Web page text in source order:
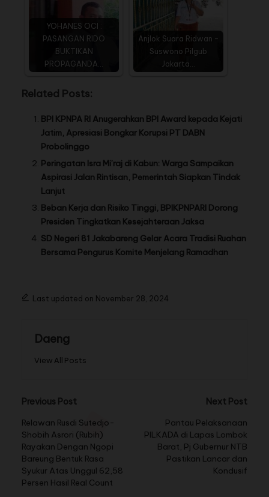
YOHANES OCI :
PASANGAN RIDO
BUKTIKAN
PROPAGANDA…
Anjlok Suara Ridwan -
Suswono Pilgub
Jakarta…
Related Posts:
BPI KPNPA RI Anugerahkan BPI Award kepada Kejati
Jatim, Apresiasi Bongkar Korupsi PT DABN
Probolinggo
Peringatan Isra Mi’raj di Kabun: Warga Sampaikan
Aspirasi Jalan Rintisan, Pemerintah Siapkan Tindak
Lanjut
Beban Kerja dan Risiko Tinggi, BPIKPNPARI Dorong
Presiden Tingkatkan Kesejahteraan Jaksa
SD Negeri 81 Jakabareng Gelar Acara Tradisi Ruahan
Bersama Pengurus Komite Menjelang Ramadhan
Last updated on November 28, 2024
Daeng
View All Posts
Previous Post
Relawan Rusdi Sutedjo-
Shobih Asrori (Rubih)
Rayakan Dengan Ngopi
Bareung Bentuk Rasa
Syukur Atas Unggul 62,58
Persen Hasil Real Count
Next Post
Pantau Pelaksanaan
PILKADA di Lapas Lombok
Barat, Pj Gubernur NTB
Pastikan Lancar dan
Kondusif